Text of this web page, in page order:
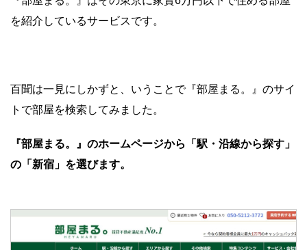
を紹介しているサービスです。
百聞は一見にしかずと、いうことで『部屋まる。』のサイ
トで部屋を検索してみました。
『部屋まる。』のホームページから「駅・沿線から探す」
の「新宿」を選びます。